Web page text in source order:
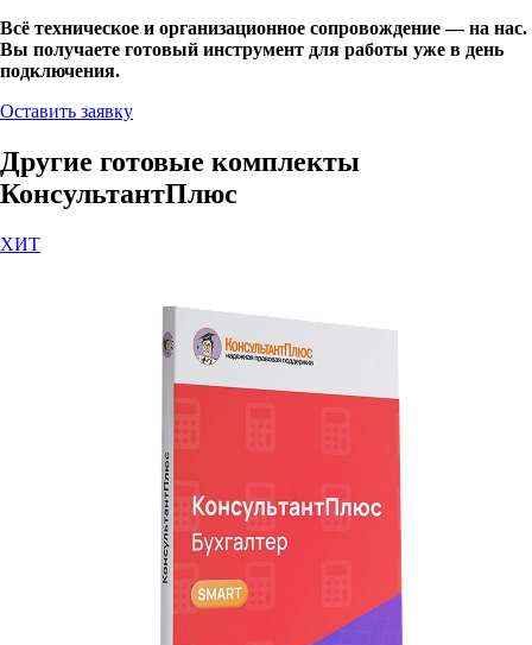
Всё техническое и организационное сопровождение — на нас.
Вы получаете готовый инструмент для работы уже в день
подключения.
Оставить заявку
Другие готовые комплекты
КонсультантПлюс
ХИТ